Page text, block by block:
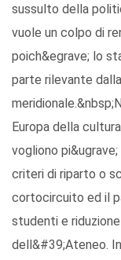
sussulto della
vuole un colpo di
poich&egrave; lo
parte rilevante
Europa della
vogliono
criteri di riparto o
cortocircuito ed il
studenti e
dell&#39;Ateneo.